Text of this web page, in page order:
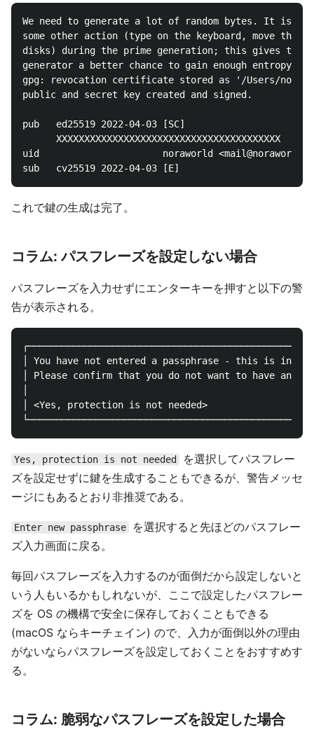
We need to generate a lot of random bytes. It is a
some other action (type on the keyboard, move the
disks) during the prime generation; this gives the
generator a better chance to gain enough entropy.
gpg: revocation certificate stored as '/Users/noraworld/
public and secret key created and signed.
pub   ed25519 2022-04-03 [SC]
      XXXXXXXXXXXXXXXXXXXXXXXXXXXXXXXXXXXXXXXX
uid                      noraworld
これで鍵の生成は完了。
コラム: パスフレーズを設定しない場合
パスフレーズを入力せずにエンターキーを押すと以下の警
告が表示される。
│ You have not entered a passphrase - this
│ Please confirm that you do not want to have
│ <Yes, protection is not needed>
Yes, protection is not needed
を選択してパスフレー
ズを設定せずに鍵を生成することもできるが、警告メッセ
ージにもあるとおり非推奨である。
Enter new passphrase
を選択すると先ほどのパスフレー
ズ入力画面に戻る。
毎回パスフレーズを入力するのが面倒だから設定しないと
いう人もいるかもしれないが、ここで設定したパスフレー
ズを OS の機構で安全に保存しておくこともできる
(macOS ならキーチェイン) ので、入力が面倒以外の理由
がないならパスフレーズを設定しておくことをおすすめす
る。
コラム: 脆弱なパスフレーズを設定した場合